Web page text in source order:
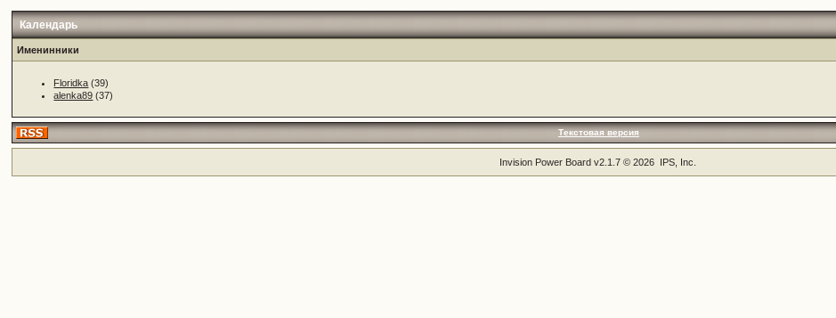
Календарь
Именинники
Floridka (39)
alenka89 (37)
Текстовая версия
Invision Power Board v2.1.7 © 2026 IPS, Inc.